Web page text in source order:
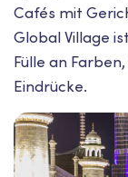
Cafés mit
Global Village
Fülle an
Eindrücke.